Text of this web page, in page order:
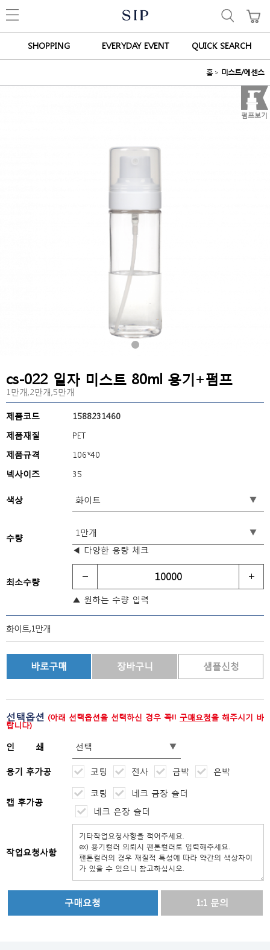
SHOPPING EVERYDAY EVENT QUICK SEARCH
홈 > 미스트/에센스
펌프보기
cs-022 일자 미스트 80ml 용기+펌프
1만개,2만개,5만개
제품코드
1588231460
제품재질
PET
제품규격
106*40
넥사이즈
35
색상
수량
◀ 다양한 용량 체크
최소수량
▲ 원하는 수량 입력
화이트,1만개
선택옵션 (아래 선택옵션을 선택하신 경우 꼭!! 구매요청을 해주시기 바
랍니다)
인 쇄
용기 후가공 코팅 전사 금박 은박
캡 후가공
코팅
네크 금장 숄더
네크 은장 숄더
작업요청사항
1:1 문의